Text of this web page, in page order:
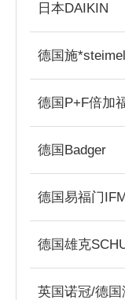
日本DAIKIN
德国施*steimel
德国P+F倍加
德国Badger
德国易福门
德国雄克
英国诺冠/德